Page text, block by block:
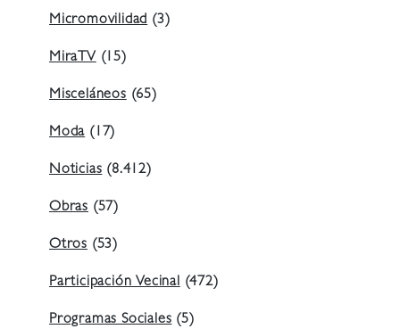
Micromovilidad(3)
MiraTV(15)
Misceláneos(65)
Moda(17)
Noticias(8.412)
Obras (57)
Otros (53)
Participación Vecinal(472)
Programas Sociales(5)